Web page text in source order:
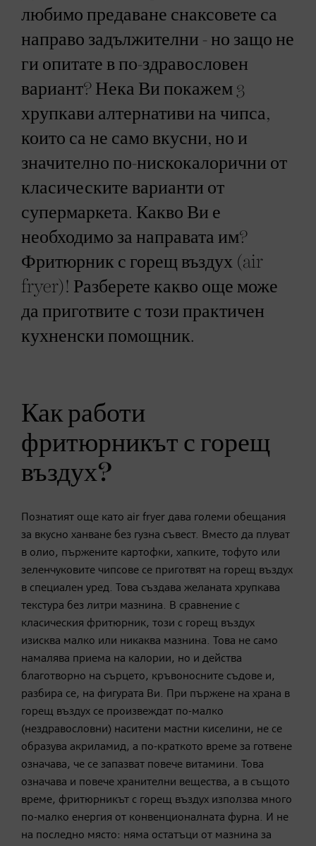
любимо предаване снаксовете са
направо задължителни - но защо не
ги опитате в по-здравословен
вариант? Нека Ви покажем 3
хрупкави алтернативи на чипса,
които са не само вкусни, но и
значително по-нискокалорични от
класическите варианти от
супермаркета. Какво Ви е
необходимо за направата им?
Фритюрник с горещ въздух (air
fryer)! Разберете какво още може
да приготвите с този практичен
кухненски помощник.
Как работи
фритюрникът с горещ
въздух?
Познатият още като air fryer дава големи обещания
за вкусно ханване без гузна съвест. Вместо да плуват
в олио, пържените картофки, хапките, тофуто или
зеленчуковите чипсове се приготвят на горещ въздух
в специален уред. Това създава желаната хрупкава
текстура ​​без литри мазнина. В сравнение с
класическия фритюрник, този с горещ въздух
изисква малко или никаква мазнина. Това не само
намалява приема на калории, но и действа
благотворно на сърцето, кръвоносните съдове и,
разбира се, на фигурата Ви. При пържене на храна в
горещ въздух се произвеждат по-малко
(нездравословни) наситени мастни киселини, не се
образува акриламид, а по-краткото време за готвене
означава, че се запазват повече витамини. Това
означава и повече хранителни вещества, а в същото
време, фритюрникът с горещ въздух използва много
по-малко енергия от конвенционалната фурна. И не
на последно място: няма остатъци от мазнина за